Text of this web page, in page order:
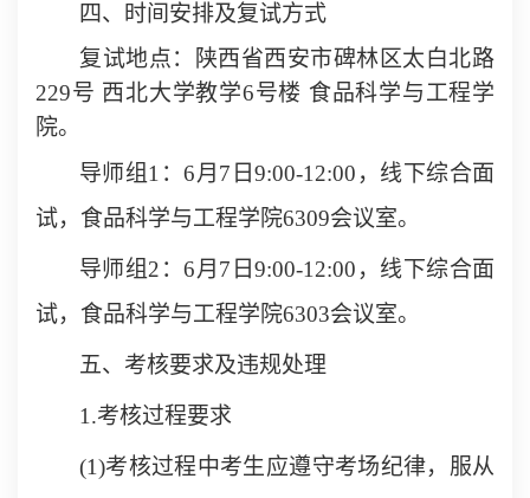
四、时间安排及复试方式
复试地点：陕西省西安市碑林区太白北路
229号 西北大学教学6号楼 食品科学与工程学
院。
导师组1 ：6月 7 日9:00-12:00 ，线下综合面
试，食品科学与工程学院6309会议室。
导师组2：6月7日9:00-12:00，线下综合面
试，食品科学与工程学院6303会议室。
五、考核要求及违规处理
1.考核过程要求
(1)考核过程中考生应遵守考场纪律，服从